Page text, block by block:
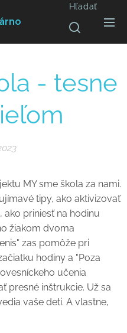
Hľadať
- tesne
MY sme škola za nami.
tipy, ako aktivizovať
ako priniesť na hodinu
žiakom dvoma
zas pomôže pri
hodiny a "Poza
učenia
presné inštrukcie. Už sa
vaše deti. A vlastne,